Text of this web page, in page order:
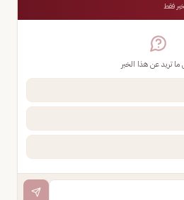
فقط
ما تريد عن هذا الخبر